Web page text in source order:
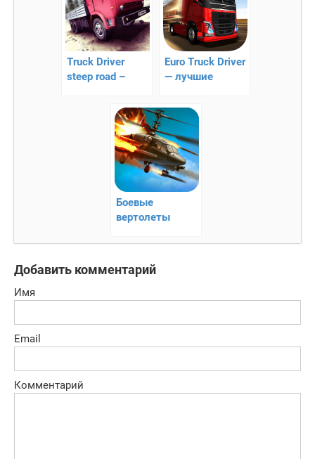
Truck Driver
steep road –
автомобиля
Euro Truck Driver
— лучшие
для Android
Боевые
вертолеты
выжить любой
Добавить комментарий
Имя
Email
Комментарий